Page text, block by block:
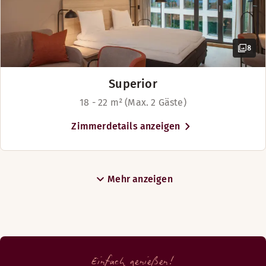
8
Superior
18 - 22 m² (Max. 2 Gäste)
Zimmerdetails anzeigen
Mehr anzeigen
Einfach genießen!
Betten für bis zu 2 Personen